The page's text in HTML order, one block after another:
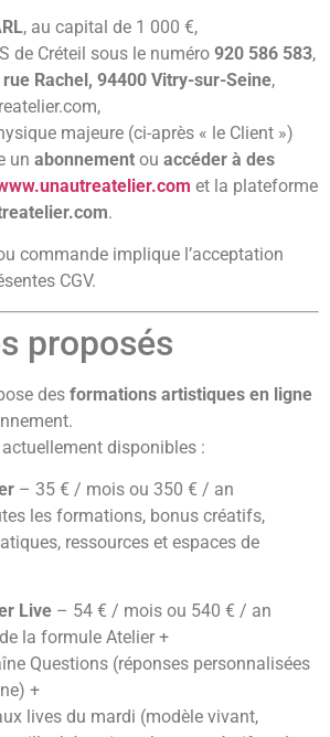
, au capital de 1 000 €,
de Créteil sous le numéro 920 586 583,
rue Rachel, 94400 Vitry-sur-Seine,
,
majeure (ci-après « le Client »)
un abonnement ou accéder à des
et la plateforme
.
commande implique l’acceptation
CGV.
proposés
des formations artistiques en ligne
disponibles :
– 35 € / mois ou 350 € / an
les formations, bonus créatifs,
ressources et espaces de
Live – 54 € / mois ou 540 € / an
la formule Atelier +
Questions (réponses personnalisées
+
lives du mardi (modèle vivant,